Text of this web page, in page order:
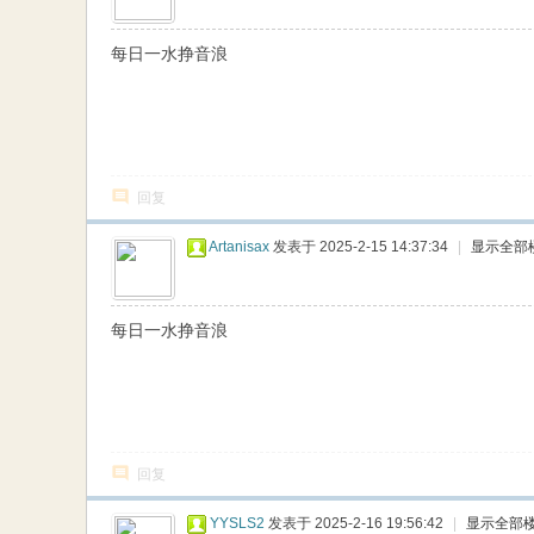
每日一水挣音浪
回复
Artanisax 发表于 2025-2-15 14:37:34 显示全部
每日一水挣音浪
回复
YYSLS2 发表于 2025-2-16 19:56:42 显示全部